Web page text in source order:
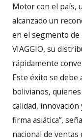
Motor con el país,
alcanzado un
en el segmento de
VIAGGIO, su
rápidamente
Este éxito se debe
bolivianos,
calidad,
firma asiática”,
nacional de ventas